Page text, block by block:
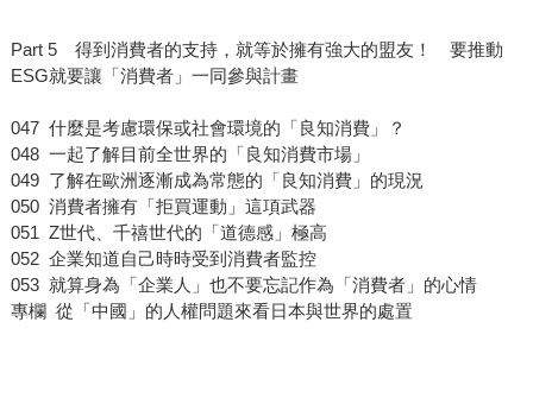
Part 5 得到消費者的支持，就等於擁有強大的盟友！ 要推動
ESG就要讓「消費者」一同參與計畫
047 什麼是考慮環保或社會環境的「良知消費」？
048 一起了解目前全世界的「良知消費市場」
049 了解在歐洲逐漸成為常態的「良知消費」的現況
050 消費者擁有「拒買運動」這項武器
051 Z世代、千禧世代的「道德感」極高
052 企業知道自己時時受到消費者監控
053 就算身為「企業人」也不要忘記作為「消費者」的心情
專欄 從「中國」的人權問題來看日本與世界的處置